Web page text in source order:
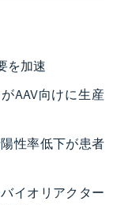
を加速
AAV向けに生産
性率低下が患者
イオリアクター